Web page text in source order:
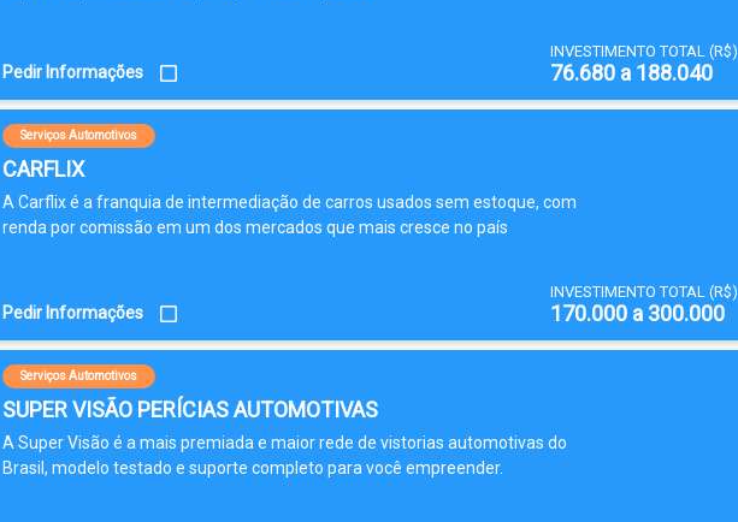
INVESTIMENTO TOTAL (R$)
76.680 a 188.040
Pedir Informações
Serviços Automotivos
CARFLIX
A Carflix é a franquia de intermediação de carros usados sem estoque, com
renda por comissão em um dos mercados que mais cresce no país
INVESTIMENTO TOTAL (R$)
170.000 a 300.000
Pedir Informações
Serviços Automotivos
SUPER VISÃO PERÍCIAS AUTOMOTIVAS
A Super Visão é a mais premiada e maior rede de vistorias automotivas do
Brasil, modelo testado e suporte completo para você empreender.